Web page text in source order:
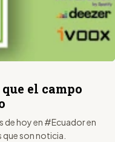
el campo
de hoy en #Ecuador en
son noticia.